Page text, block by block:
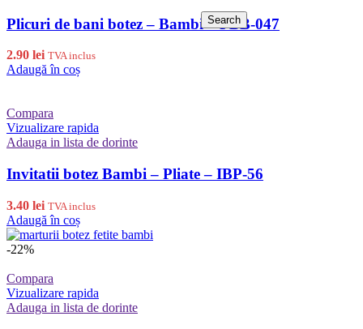
Search
Plicuri de bani botez – Bambi – PBB-047
2.90 lei TVA inclus
Adaugă în coș
Compara
Vizualizare rapida
Adauga in lista de dorinte
Invitatii botez Bambi – Pliate – IBP-56
3.40 lei TVA inclus
Adaugă în coș
-22%
Compara
Vizualizare rapida
Adauga in lista de dorinte